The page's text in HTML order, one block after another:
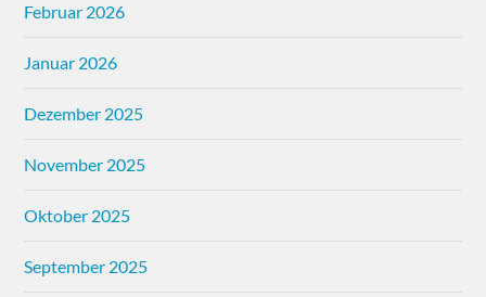
Februar 2026
Januar 2026
Dezember 2025
November 2025
Oktober 2025
September 2025